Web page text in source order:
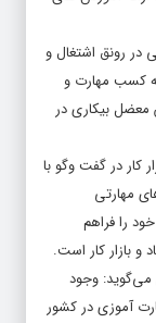
در رونق اشتغال و
به کسب مهارت و
معضل بیکاری در
کار در گفت وگو با
مهارتی
را فراهم
و بازار کار است.
می‌گوید: وجود
آموزی در کشور